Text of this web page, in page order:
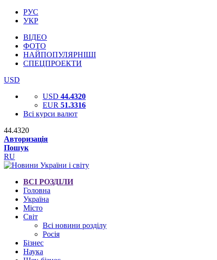
РУС
УКР
ВІДЕО
ФОТО
НАЙПОПУЛЯРНІШІ
СПЕЦПРОЕКТИ
USD
USD 44.4320
EUR 51.3316
Всі курси валют
44.4320
Авторизація
Пошук
RU
ВСІ РОЗДІЛИ
Головна
Україна
Місто
Світ
Всі новини розділу
Росія
Бізнес
Наука